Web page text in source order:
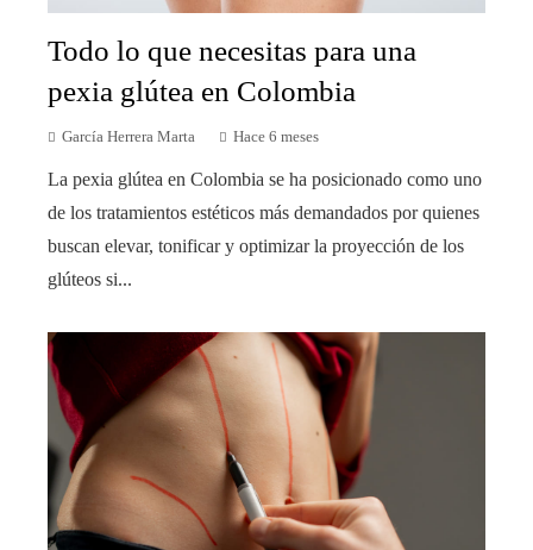
Todo lo que necesitas para una
pexia glútea en Colombia
García Herrera Marta Hace 6 meses
La pexia glútea en Colombia se ha posicionado como uno
de los tratamientos estéticos más demandados por quienes
buscan elevar, tonificar y optimizar la proyección de los
glúteos si...